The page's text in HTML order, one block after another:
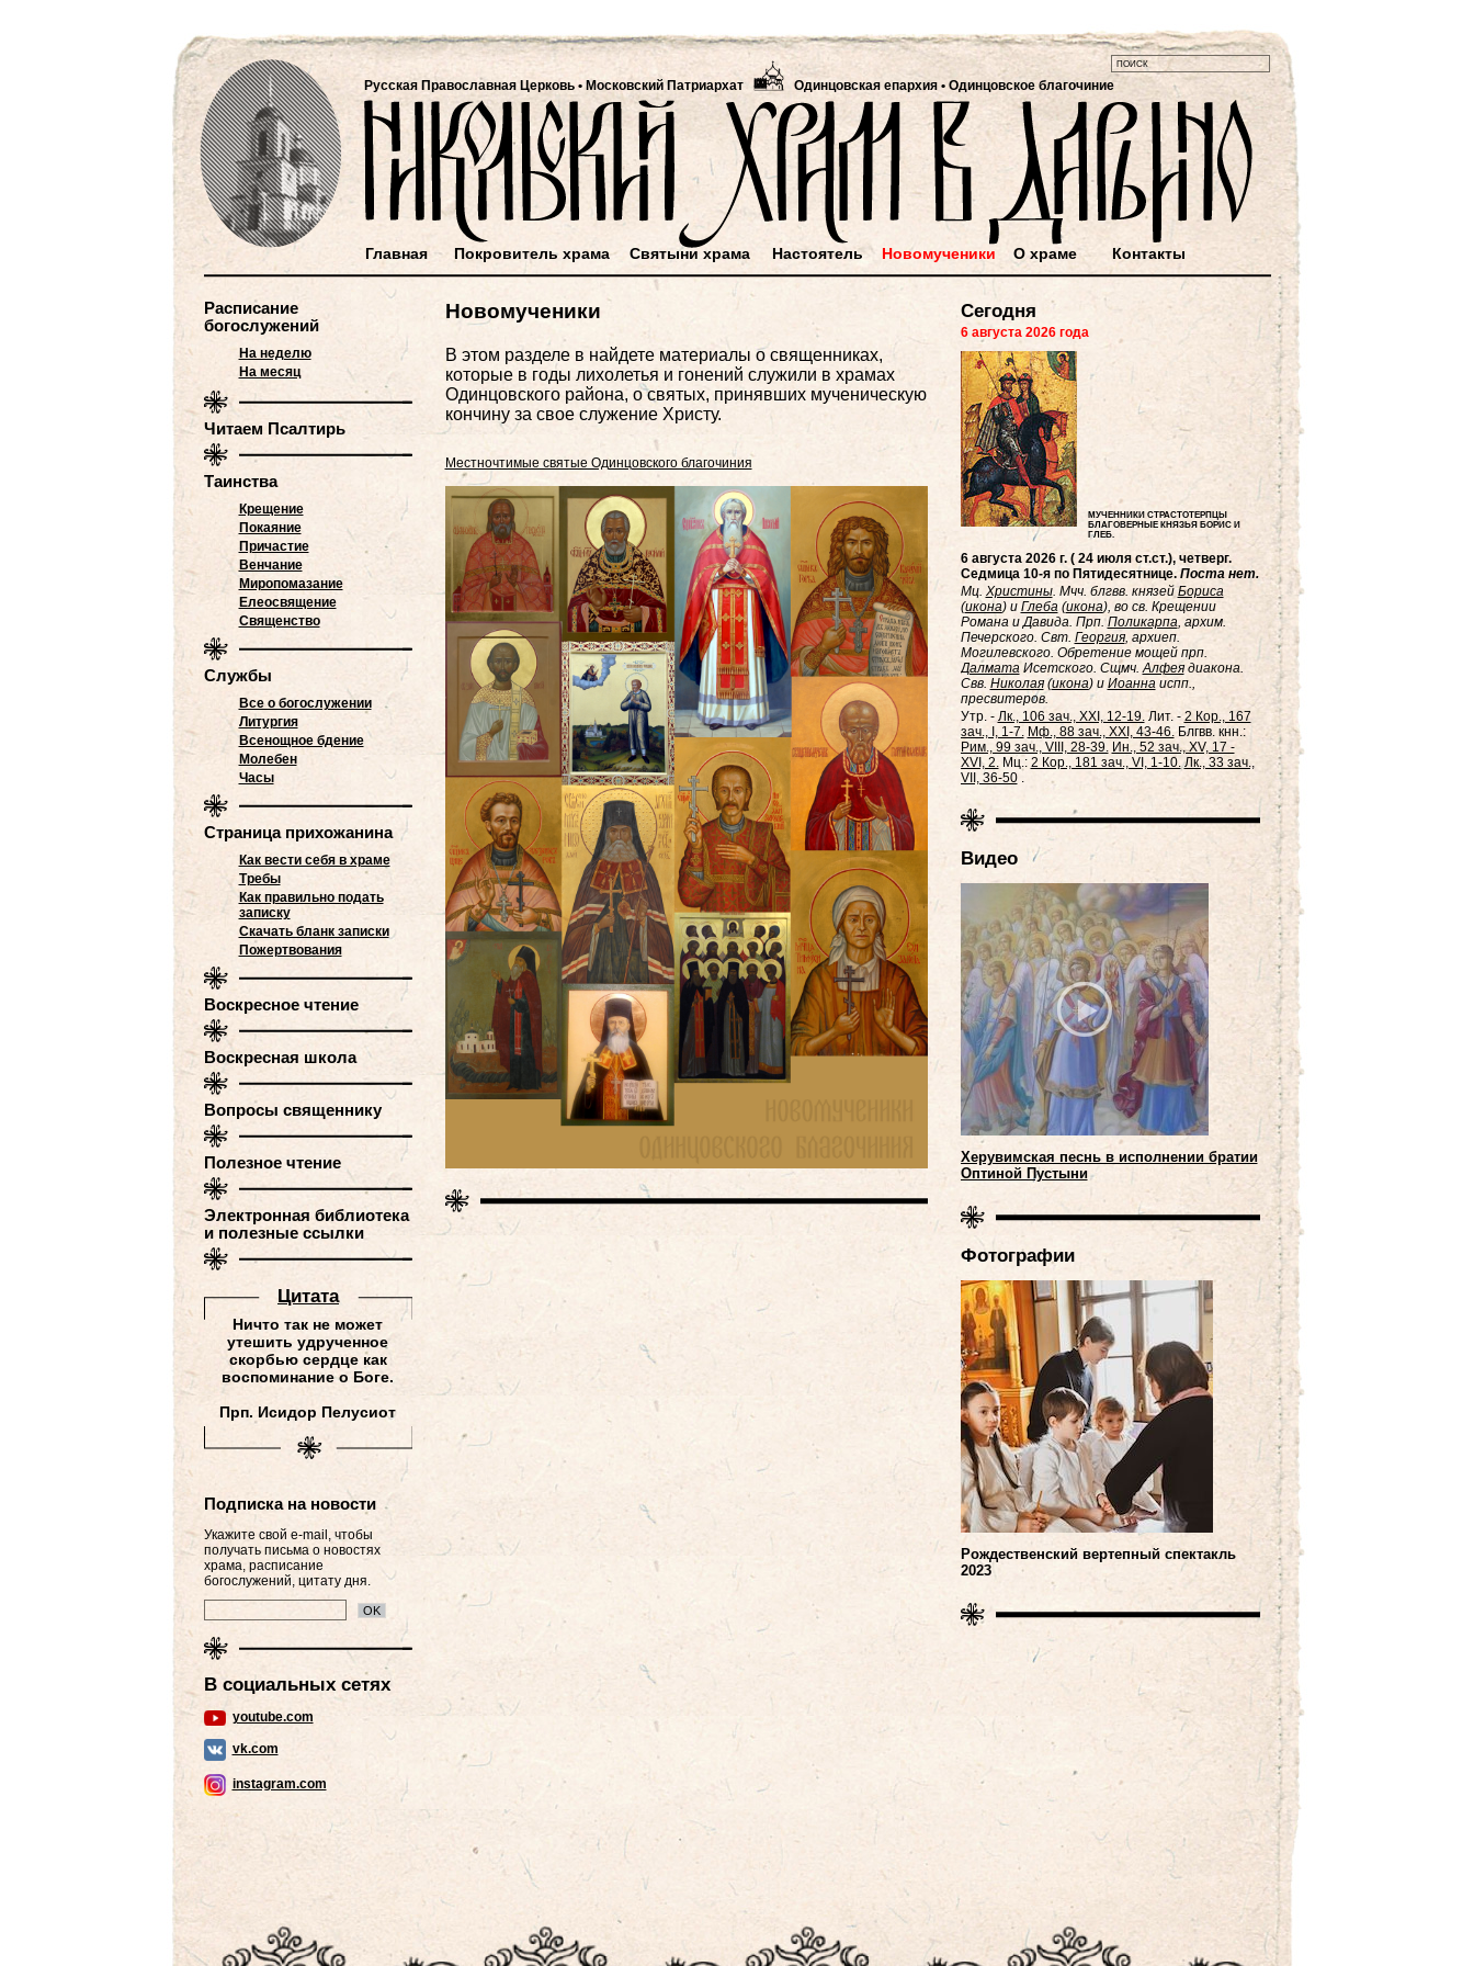
Русская Православная Церковь •Московский Патриархат Одинцовская епархия • Одинцовское благочиние
Главная О храме
Покровитель храма Святыни храма Новомученики
Настоятель Контакты
Расписание
богослужений
На неделю
На месяц
Читаем Псалтирь
Таинства
Крещение
Покаяние
Причастие
Венчание
Миропомазание
Елеосвящение
Священство
Службы
Все о богослужении
Литургия
Всенощное бдение
Молебен
Часы
Страница прихожанина
Как вести себя в храме
Требы
Как правильно подать
записку
Скачать бланк записки
Пожертвования
Воскресное чтение
Воскресная школа
Вопросы священнику
Полезное чтение
Электронная библиотека
и полезные ссылки
Цитатa
Ничто так не может
утешить удрученное
скорбью сердце как
воспоминание о Боге.
Прп. Исидор Пелусиот
Подписка на новости
Укажите свой e-mail, чтобы
получать письма о новостях
храма, расписание
богослужений, цитату дня.
В социальных сетях
youtube.com
vk.com
instagram.com
Новомученики
В этом разделе в найдете материалы о священниках,
которые в годы лихолетья и гонений служили в храмах
Одинцовского района, о святых, принявших мученическую
кончину за свое служение Христу.
Местночтимые святые Одинцовского благочиния
Сегодня
6 августа 2026 года
МУЧЕННИКИ СТРАСТОТЕРПЦЫ
БЛАГОВЕРНЫЕ КНЯЗЬЯ БОРИС И
ГЛЕБ.
6 августа 2026 г. ( 24 июля ст.ст.), четверг.
Седмица 10-я по Пятидесятнице. Поста нет.
Мц. Христины. Мчч. блгвв. князейБориса
(икона) и Глеба(икона), во св. Крещении
Романа и Давида. Прп.Поликарпа, архим.
Печерского. Свт. Георгия, архиеп.
Могилевского. Обретение мощей прп.
ДалматаИсетского. Сщмч.Алфеядиакона.
Свв. Николая(икона) и Иоаннаиспп.,
пресвитеров.
Утр. - Лк., 106 зач., XXI, 12-19.Лит. - 2 Кор., 167
зач., I, 1-7. Мф., 88 зач., XXI, 43-46.Блгвв. кнн.:
Рим., 99 зач., VIII, 28-39. Ин., 52 зач., XV, 17 -
XVI, 2.Мц.: 2 Кор., 181 зач., VI, 1-10. Лк., 33 зач.,
VII, 36-50 .
Видео
Херувимская песнь в исполнении братии
Оптиной Пустыни
Фотографии
Рождественский вертепный спектакль
2023